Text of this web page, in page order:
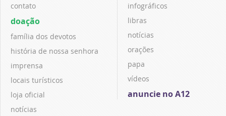
contato
doação
família dos devotos
história de nossa senhora
imprensa
locais turísticos
loja oficial
notícias
infográficos
libras
notícias
orações
papa
vídeos
anuncie no A12